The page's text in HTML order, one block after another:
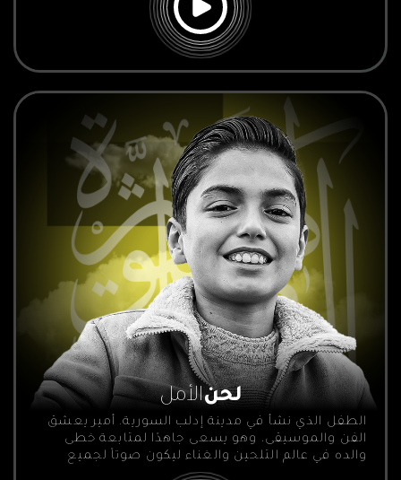
لحنالأمل
الطفل الذي نشأ في مدينة إدلب السورية. أمير يعشق
الفن والموسيقى، وهو يسعى جاهدًا لمتابعة خطى
والده في عالم التلحين والغناء ليكون صوتاً لجميع